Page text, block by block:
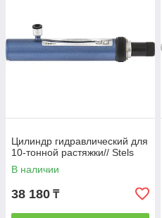
Цилиндр гидравлический для
10-тонной растяжки// Stels
В наличии
38 180 ₸